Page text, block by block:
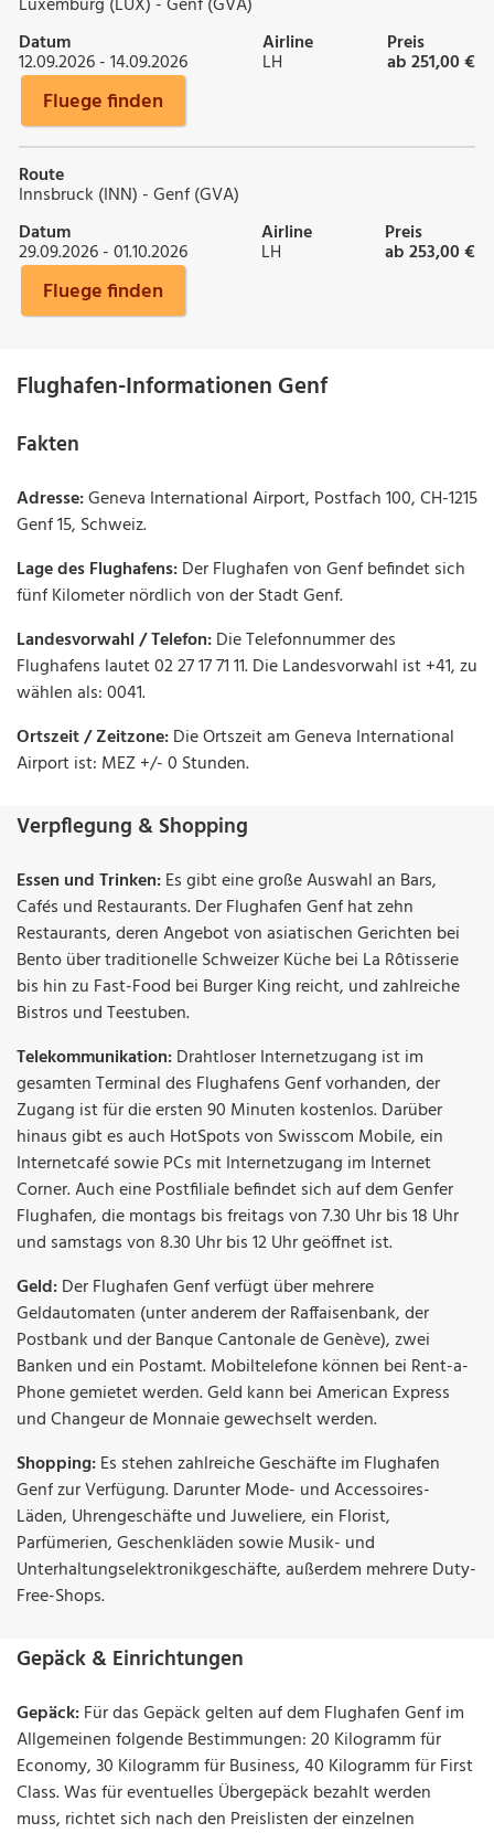
Datum
12.09.2026 - 14.09.2026
Airline
LH
Preis
ab 251,00 €
Fluege finden
Route
Innsbruck (INN) - Genf (GVA)
Datum
29.09.2026 - 01.10.2026
Airline
LH
Preis
ab 253,00 €
Fluege finden
Flughafen-Informationen Genf
Fakten
Adresse:Geneva International Airport, Postfach 100, CH-1215
Genf 15, Schweiz.
Lage des Flughafens:Der Flughafen von Genf befindet sich
fünf Kilometer nördlich von der Stadt Genf.
Landesvorwahl / Telefon:Die Telefonnummer des
Flughafens lautet 02 27 17 71 11. Die Landesvorwahl ist +41, zu
wählen als: 0041.
Ortszeit / Zeitzone:Die Ortszeit am Geneva International
Airport ist: MEZ +/- 0 Stunden.
Verpflegung & Shopping
Essen und Trinken:Es gibt eine große Auswahl an Bars,
Cafés und Restaurants. Der Flughafen Genf hat zehn
Restaurants, deren Angebot von asiatischen Gerichten bei
Bento über traditionelle Schweizer Küche bei La Rôtisserie
bis hin zu Fast-Food bei Burger King reicht, und zahlreiche
Bistros und Teestuben.
Telekommunikation:Drahtloser Internetzugang ist im
gesamten Terminal des Flughafens Genf vorhanden, der
Zugang ist für die ersten 90 Minuten kostenlos. Darüber
hinaus gibt es auch HotSpots von Swisscom Mobile, ein
Internetcafé sowie PCs mit Internetzugang im Internet
Corner. Auch eine Postfiliale befindet sich auf dem Genfer
Flughafen, die montags bis freitags von 7.30 Uhr bis 18 Uhr
und samstags von 8.30 Uhr bis 12 Uhr geöffnet ist.
Geld:Der Flughafen Genf verfügt über mehrere
Geldautomaten (unter anderem der Raffaisenbank, der
Postbank und der Banque Cantonale de Genève), zwei
Banken und ein Postamt. Mobiltelefone können bei Rent-a-
Phone gemietet werden. Geld kann bei American Express
und Changeur de Monnaie gewechselt werden.
Shopping:Es stehen zahlreiche Geschäfte im Flughafen
Genf zur Verfügung. Darunter Mode- und Accessoires-
Läden, Uhrengeschäfte und Juweliere, ein Florist,
Parfümerien, Geschenkläden sowie Musik- und
Unterhaltungselektronikgeschäfte, außerdem mehrere Duty-
Free-Shops.
Gepäck & Einrichtungen
Gepäck:Für das Gepäck gelten auf dem Flughafen Genf im
Allgemeinen folgende Bestimmungen: 20 Kilogramm für
Economy, 30 Kilogramm für Business, 40 Kilogramm für First
Class. Was für eventuelles Übergepäck bezahlt werden
muss, richtet sich nach den Preislisten der einzelnen